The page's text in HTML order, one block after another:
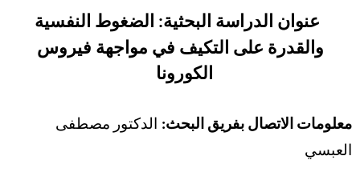
عنوان الدراسة البحثية: الضغوط النفسية
والقدرة على التكيف في مواجهة فيروس
الكورونا
معلومات الاتصال بفريق البحث: الدكتور مصطفى
العبسي